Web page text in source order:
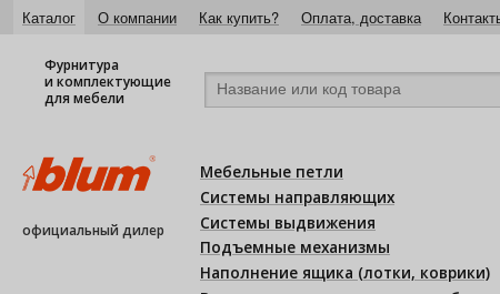
Каталог О компании Как купить? Оплата, доставка
Фурнитура
и комплектующие
для мебели
официальный дилер
Мебельные петли
Системы направляющих
Системы выдвижения
Подъемные механизмы
Наполнение ящика (лотки, коврики)